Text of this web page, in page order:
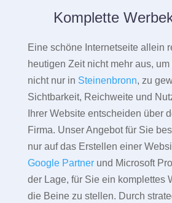
Komplette
Eine schöne Internetseite allein
heutigen Zeit nicht mehr aus,
nicht nur in Steinenbronn, zu
Sichtbarkeit, Reichweite und
Ihrer Website entscheiden über
Firma. Unser Angebot für Sie
nur auf das Erstellen einer
Google Partnerund Microsoft
der Lage, für Sie ein komplettes
die Beine zu stellen. Durch